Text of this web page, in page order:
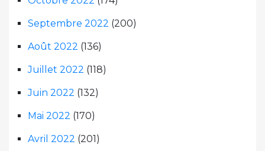
Septembre 2022 (200)
Août 2022 (136)
Juillet 2022 (118)
Juin 2022 (132)
Mai 2022 (170)
Avril 2022 (201)